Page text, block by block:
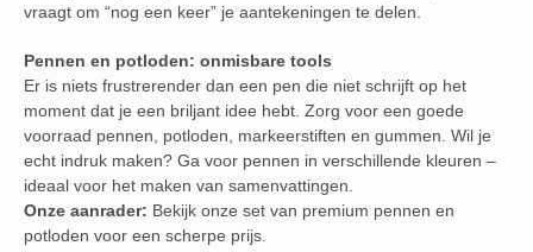
vraagt om “nog een keer” je aantekeningen te delen.
Pennen en potloden: onmisbare tools
Er is niets frustrerender dan een pen die niet schrijft op het
moment dat je een briljant idee hebt. Zorg voor een goede
voorraad pennen, potloden, markeerstiften en gummen. Wil je
echt indruk maken? Ga voor pennen in verschillende kleuren –
ideaal voor het maken van samenvattingen.
Onze aanrader: Bekijk onze set van premium pennen en
potloden voor een scherpe prijs.